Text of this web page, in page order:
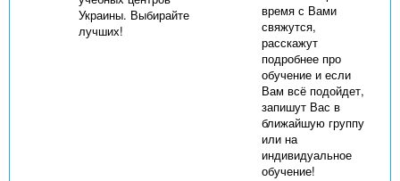
Украины. Выбирайте
лучших!
время с Вами
свяжутся,
расскажут
подробнее про
обучение и если
Вам всё подойдет,
запишут Вас в
ближайшую группу
или на
индивидуальное
обучение!